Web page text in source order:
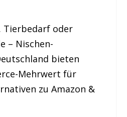
Tierbedarf oder
– Nischen-
bieten
Mehrwert für
zu Amazon &